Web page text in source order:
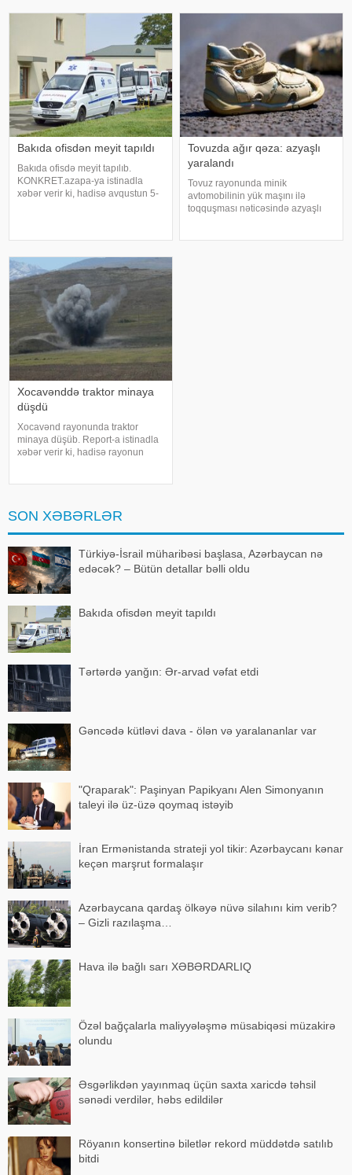
red.) gecə saat 02:00 radələrind
bağlı açıqlama verib. Müdafiə
bildirərək apellyasiy
Bakıda ofisdən meyit tapıldı
Bakıda ofisdə meyit tapılıb.
KONKRET.azapa-ya istinadla
xəbər verir ki, hadisə avqustun 5-
işlədiyi Q.Qarayev prospekti 23-d
Tovuzda ağır qəza: azyaşlı
yaralandı
Tovuz rayonunda minik
avtomobilinin yük maşını ilə
toqquşması nəticəsində azyaşlı
Xocavənddə traktor minaya
düşdü
Xocavənd rayonunda traktor
minaya düşüb. Report-a istinadla
xəbər verir ki, hadisə rayonun
nəticəsind
SON XƏBƏRLƏR
Türkiyə-İsrail müharibəsi başlasa, Azərbaycan nə
edəcək? – Bütün detallar bəlli oldu
Bakıda ofisdən meyit tapıldı
Tərtərdə yanğın: Ər-arvad vəfat etdi
Gəncədə kütləvi dava - ölən və yaralananlar var
"Qraparak": Paşinyan Papikyanı Alen Simonyanın
taleyi ilə üz-üzə qoymaq istəyib
İran Ermənistanda strateji yol tikir: Azərbaycanı kənar
keçən marşrut formalaşır
Azərbaycana qardaş ölkəyə nüvə silahını kim verib?
– Gizli razılaşma…
Hava ilə bağlı sarı XƏBƏRDARLIQ
Özəl bağçalarla maliyyələşmə müsabiqəsi müzakirə
olundu
Əsgərlikdən yayınmaq üçün saxta xaricdə təhsil
sənədi verdilər, həbs edildilər
Röyanın konsertinə biletlər rekord müddətdə satılıb
bitdi